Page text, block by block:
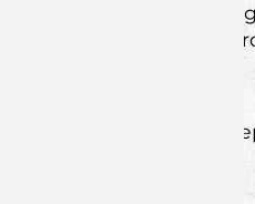
Susan Zsoter,
Zeiler, Julian
Simon Kosak, Philipp